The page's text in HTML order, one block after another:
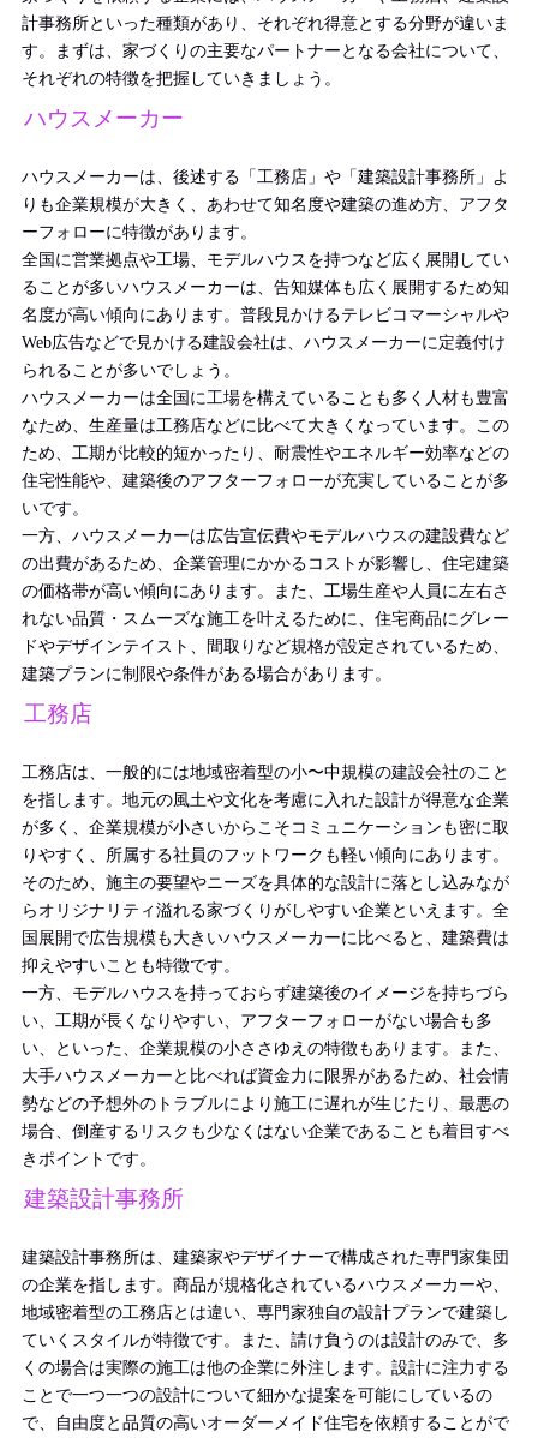
計事務所といった種類があり、それぞれ得意とする分野が違いま
す。まずは、家づくりの主要なパートナーとなる会社について、
それぞれの特徴を把握していきましょう。
ハウスメーカー
ハウスメーカーは、後述する「工務店」や「建築設計事務所」よ
りも企業規模が大きく、あわせて知名度や建築の進め方、アフタ
ーフォローに特徴があります。
全国に営業拠点や工場、モデルハウスを持つなど広く展開してい
ることが多いハウスメーカーは、告知媒体も広く展開するため知
名度が高い傾向にあります。普段見かけるテレビコマーシャルや
Web広告などで見かける建設会社は、ハウスメーカーに定義付け
られることが多いでしょう。
ハウスメーカーは全国に工場を構えていることも多く人材も豊富
なため、生産量は工務店などに比べて大きくなっています。この
ため、工期が比較的短かったり、耐震性やエネルギー効率などの
住宅性能や、建築後のアフターフォローが充実していることが多
いです。
一方、ハウスメーカーは広告宣伝費やモデルハウスの建設費など
の出費があるため、企業管理にかかるコストが影響し、住宅建築
の価格帯が高い傾向にあります。また、工場生産や人員に左右さ
れない品質・スムーズな施工を叶えるために、住宅商品にグレー
ドやデザインテイスト、間取りなど規格が設定されているため、
建築プランに制限や条件がある場合があります。
工務店
工務店は、一般的には地域密着型の小〜中規模の建設会社のこと
を指します。地元の風土や文化を考慮に入れた設計が得意な企業
が多く、企業規模が小さいからこそコミュニケーションも密に取
りやすく、所属する社員のフットワークも軽い傾向にあります。
そのため、施主の要望やニーズを具体的な設計に落とし込みなが
らオリジナリティ溢れる家づくりがしやすい企業といえます。全
国展開で広告規模も大きいハウスメーカーに比べると、建築費は
抑えやすいことも特徴です。
一方、モデルハウスを持っておらず建築後のイメージを持ちづら
い、工期が長くなりやすい、アフターフォローがない場合も多
い、といった、企業規模の小ささゆえの特徴もあります。また、
大手ハウスメーカーと比べれば資金力に限界があるため、社会情
勢などの予想外のトラブルにより施工に遅れが生じたり、最悪の
場合、倒産するリスクも少なくはない企業であることも着目すべ
きポイントです。
建築設計事務所
建築設計事務所は、建築家やデザイナーで構成された専門家集団
の企業を指します。商品が規格化されているハウスメーカーや、
地域密着型の工務店とは違い、専門家独自の設計プランで建築し
ていくスタイルが特徴です。また、請け負うのは設計のみで、多
くの場合は実際の施工は他の企業に外注します。設計に注力する
ことで一つ一つの設計について細かな提案を可能にしているの
で、自由度と品質の高いオーダーメイド住宅を依頼することがで